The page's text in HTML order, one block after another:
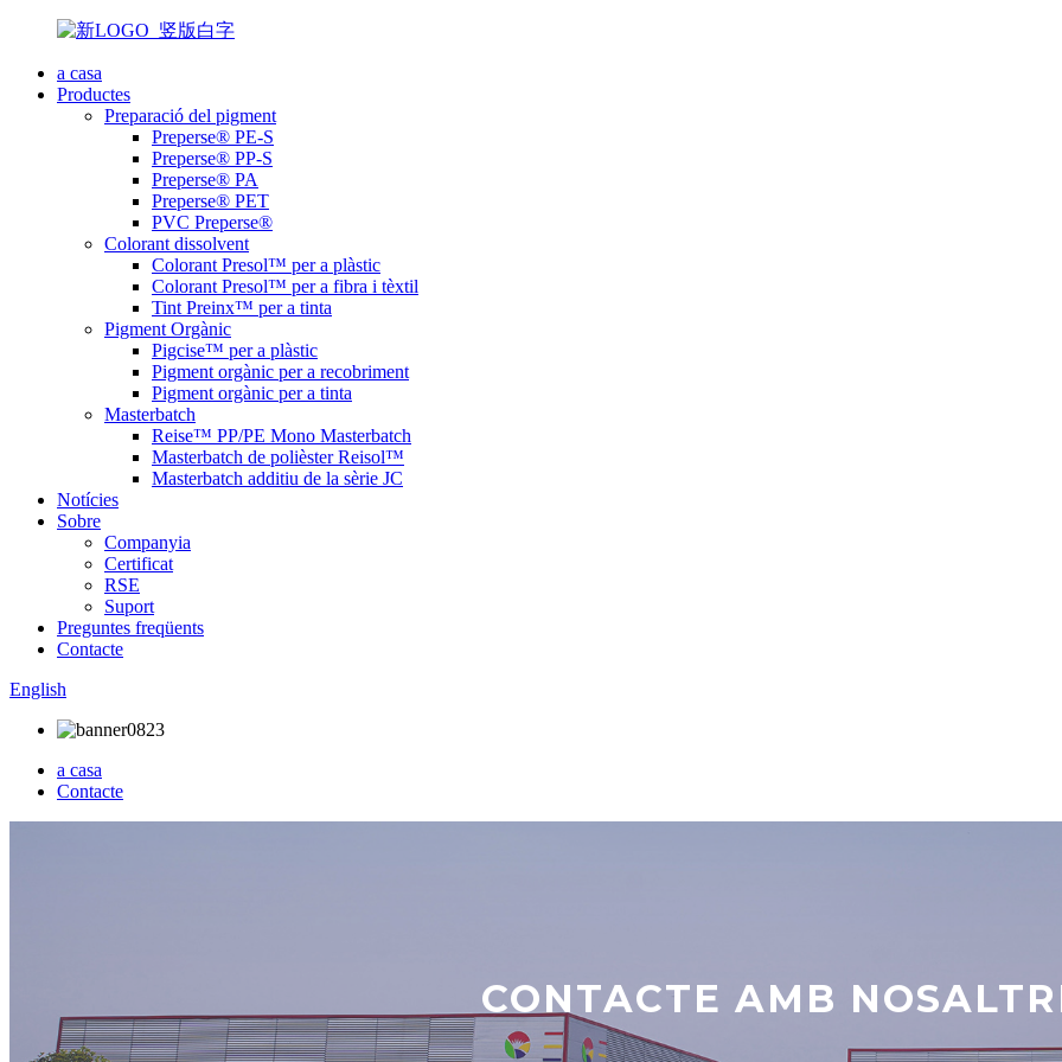
a casa
Productes
Preparació del pigment
Preperse® PE-S
Preperse® PP-S
Preperse® PA
Preperse® PET
PVC Preperse®
Colorant dissolvent
Colorant Presol™ per a plàstic
Colorant Presol™ per a fibra i tèxtil
Tint Preinx™ per a tinta
Pigment Orgànic
Pigcise™ per a plàstic
Pigment orgànic per a recobriment
Pigment orgànic per a tinta
Masterbatch
Reise™ PP/PE Mono Masterbatch
Masterbatch de polièster Reisol™
Masterbatch additiu de la sèrie JC
Notícies
Sobre
Companyia
Certificat
RSE
Suport
Preguntes freqüents
Contacte
English
a casa
Contacte
CONTACTE AMB